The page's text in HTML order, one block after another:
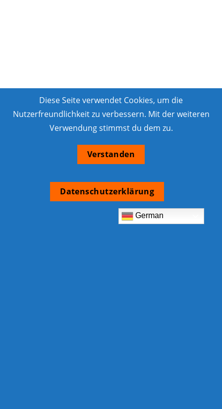
Diese Seite verwendet Cookies, um die
Nutzerfreundlichkeit zu verbessern. Mit der weiteren
Verwendung stimmst du dem zu.
Verstanden
Datenschutzerklärung
German